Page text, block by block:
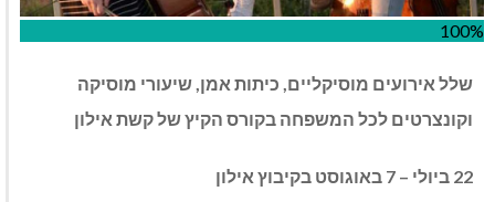
100%
שלל אירועים מוסיקליים, כיתות אמן, שיעורי מוסיקה
וקונצרטים לכל המשפחה בקורס הקיץ של קשת אילון
22 ביולי – 7 באוגוסט בקיבוץ אילון